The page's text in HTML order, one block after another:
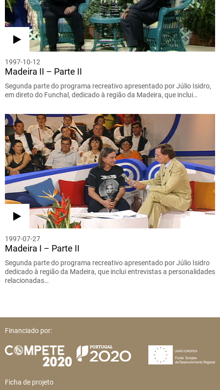
1997-10-12
Madeira II – Parte II
Segunda parte do programa recreativo apresentado por Júlio Isidro,
em direto do Funchal, dedicado à região da Madeira, que inclui…
1997-07-27
Madeira I – Parte II
Segunda parte do programa recreativo apresentado por Júlio Isidro
dedicado à região da Madeira, que inclui entrevistas a personalidades
relacionadas…
Financiado por:
Ficha de projeto